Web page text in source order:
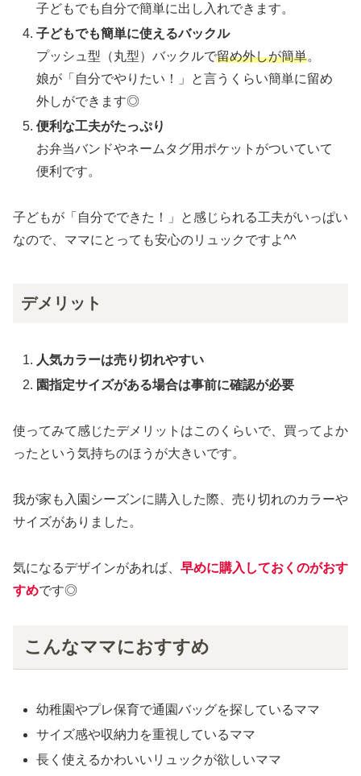
子どもでも自分で簡単に出し入れできます。
子どもでも簡単に使えるバックル
プッシュ型（丸型）バックルで留め外しが簡単。
娘が「自分でやりたい！」と言うくらい簡単に留め
外しができます◎
便利な工夫がたっぷり
お弁当バンドやネームタグ用ポケットがついていて
便利です。
子どもが「自分でできた！」と感じられる工夫がいっぱい
なので、ママにとっても安心のリュックですよ^^
デメリット
人気カラーは売り切れやすい
園指定サイズがある場合は事前に確認が必要
使ってみて感じたデメリットはこのくらいで、買ってよか
ったという気持ちのほうが大きいです。
我が家も入園シーズンに購入した際、売り切れのカラーや
サイズがありました。
気になるデザインがあれば、 早めに購入 しておくのがおす
すめです◎
こんなママにおすすめ
幼稚園やプレ保育で通園バッグを探しているママ
サイズ感や収納力を重視しているママ
長く使えるかわいいリュックが欲しいママ